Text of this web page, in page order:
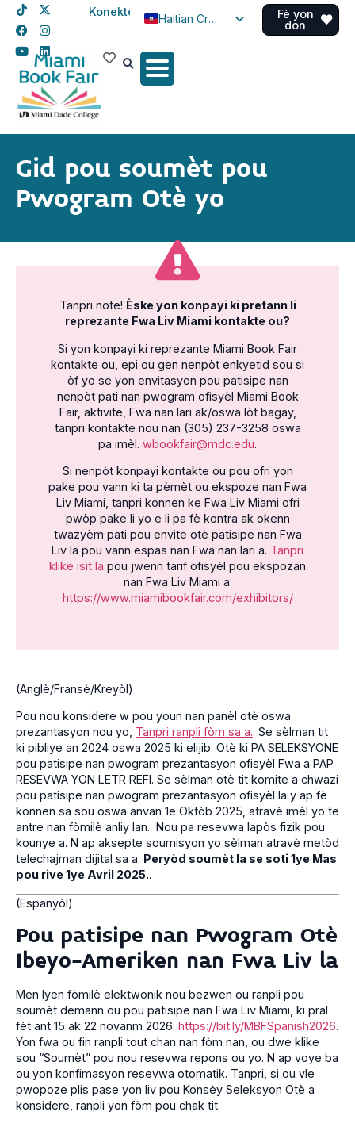
Konekte
Haitian Creole
Spanish
Fè yon
don
Gid pou soumèt pou
Pwogram Otè yo
Tanpri note! Èske yon konpayi ki pretann li
reprezante Fwa Liv Miami kontakte ou?
Si yon konpayi ki reprezante Miami Book Fair
kontakte ou, epi ou gen nenpòt enkyetid sou si
òf yo se yon envitasyon pou patisipe nan
nenpòt pati nan pwogram ofisyèl Miami Book
Fair, aktivite, Fwa nan lari ak/oswa lòt bagay,
tanpri kontakte nou nan (305) 237-3258 oswa
pa imèl. wbookfair@mdc.edu.
Si nenpòt konpayi kontakte ou pou ofri yon
pake pou vann ki ta pèmèt ou ekspoze nan Fwa
Liv Miami, tanpri konnen ke Fwa Liv Miami ofri
pwòp pake li yo e li pa fè kontra ak okenn
twazyèm pati pou envite otè patisipe nan Fwa
Liv la pou vann espas nan Fwa nan lari a. Tanpri
klike isit la pou jwenn tarif ofisyèl pou ekspozan
nan Fwa Liv Miami a.
https://www.miamibookfair.com/exhibitors/
(Anglè/Fransè/Kreyòl)
Pou nou konsidere w pou youn nan panèl otè oswa
prezantasyon nou yo, Tanpri ranpli fòm sa a.. Se sèlman tit
ki pibliye an 2024 oswa 2025 ki elijib. Otè ki PA SELEKSYONE
pou patisipe nan pwogram prezantasyon ofisyèl Fwa a PAP
RESEVWA YON LETR REFI. Se sèlman otè tit komite a chwazi
pou patisipe nan pwogram prezantasyon ofisyèl la y ap fè
konnen sa sou oswa anvan 1e Oktòb 2025, atravè imèl yo te
antre nan fòmilè anliy lan. Nou pa resevwa lapòs fizik pou
kounye a. N ap aksepte soumisyon yo sèlman atravè metòd
telechajman dijital sa a. Peryòd soumèt la se soti 1ye Mas
pou rive 1ye Avril 2025..
(Espanyòl)
Pou patisipe nan Pwogram Otè
Ibeyo-Ameriken nan Fwa Liv la
Men lyen fòmilè elektwonik nou bezwen ou ranpli pou
soumèt demann ou pou patisipe nan Fwa Liv Miami, ki pral
fèt ant 15 ak 22 novanm 2026: https://bit.ly/MBFSpanish2026.
Yon fwa ou fin ranpli tout chan nan fòm nan, ou dwe klike
sou “Soumèt” pou nou resevwa repons ou yo. N ap voye ba
ou yon konfimasyon resevwa otomatik. Tanpri, si ou vle
pwopoze plis pase yon liv pou Konsèy Seleksyon Otè a
konsidere, ranpli yon fòm pou chak tit.